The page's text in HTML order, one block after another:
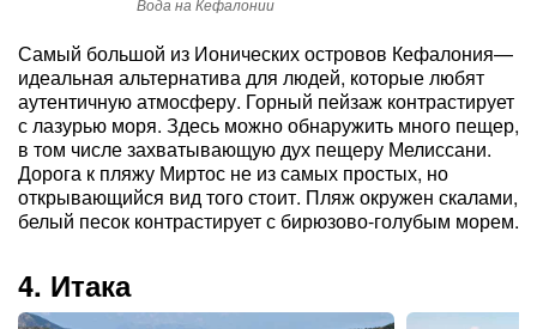
Вода на Кефалонии
Самый большой из Ионических островов Кефалония—
идеальная альтернатива для людей, которые любят
аутентичную атмосферу. Горный пейзаж контрастирует
с лазурью моря. Здесь можно обнаружить много пещер,
в том числе захватывающую дух пещеру Мелиссани.
Дорога к пляжу Миртос не из самых простых, но
открывающийся вид того стоит. Пляж окружен скалами,
белый песок контрастирует с бирюзово-голубым морем.
4. Итака